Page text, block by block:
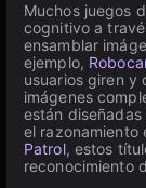
Muchos juegos
cognitivo a
ensamblar
ejemplo,
usuarios giren y
imágenes
están
el razonamiento
Patrol, estos
reconocimiento